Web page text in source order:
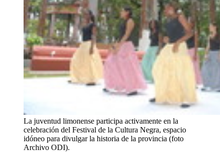
La juventud limonense participa activamente en la
celebración del Festival de la Cultura Negra, espacio
idóneo para divulgar la historia de la provincia (foto
Archivo ODI).